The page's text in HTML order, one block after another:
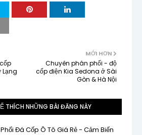
MỚI HƠN
Chuyên phân phối - độ
cốp điện Kia Sedona ở Sài
Gòn & Hà Nội
Lạng
THÍCH NHỮNG BÀI ĐĂNG NÀY
Đá Cốp Ô Tô Giá Rẻ - Cảm Biến